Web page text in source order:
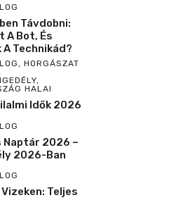
Távdobni:
A Bot, És
A Technikád?
, HORGÁSZAT
,
HALAI
Idők 2026
Naptár 2026 –
2026-Ban
Teljes